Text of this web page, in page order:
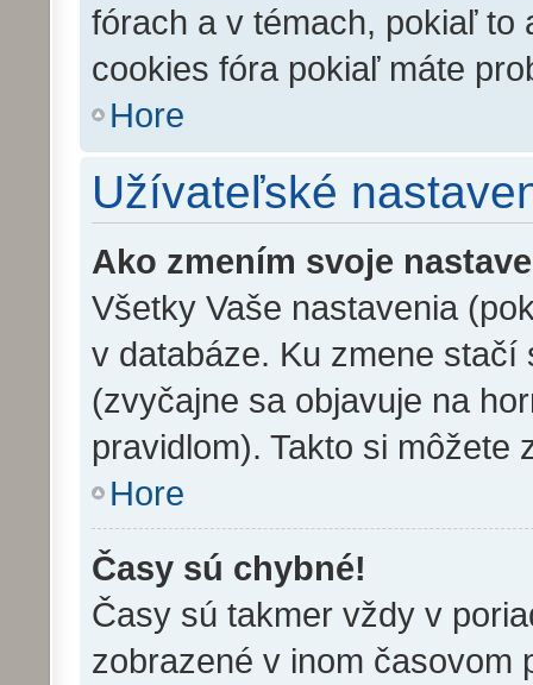
fórach a v témach, pokiaľ to
cookies fóra pokiaľ máte
Hore
Užívateľské
Ako zmením svoje
Všetky Vaše nastavenia
v databáze. Ku zmene
(zvyčajne sa objavuje na
pravidlom). Takto si
Hore
Časy sú chybné!
Časy sú takmer vždy v
zobrazené v inom časovom